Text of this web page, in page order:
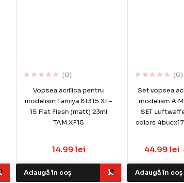
(0)
Vopsea acrilica pentru
modelism Tamiya 81315 XF-
15 Flat Flesh (matt) 23ml
TAM XF15
14.99 lei
Adaugă în coș
(0)
Set vopsea
modelism
SET
colors
44.99 lei
Adaugă în coș